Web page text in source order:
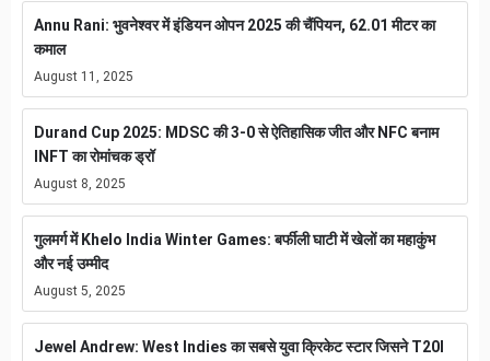
Annu Rani: भुवनेश्वर में इंडियन ओपन 2025 की चैंपियन, 62.01 मीटर का
कमाल
August 11, 2025
Durand Cup 2025: MDSC की 3-0 से ऐतिहासिक जीत और NFC बनाम
INFT का रोमांचक ड्रॉ
August 8, 2025
गुलमर्ग में Khelo India Winter Games: बर्फीली घाटी में खेलों का महाकुंभ
और नई उम्मीद
August 5, 2025
Jewel Andrew: West Indies का सबसे युवा क्रिकेट स्टार जिसने T20I